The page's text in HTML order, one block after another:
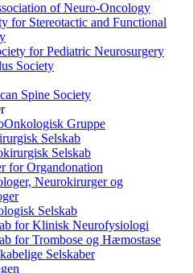
of Neuro-Oncology
for Stereotactic and Functional
for Pediatric Neurosurgery
Society
Spine Society
Gruppe
Selskab
Selskab
for Organdonation
Neurokirurger og
Selskab
for Klinisk Neurofysiologi
for Trombose og Hæmostase
Selskaber